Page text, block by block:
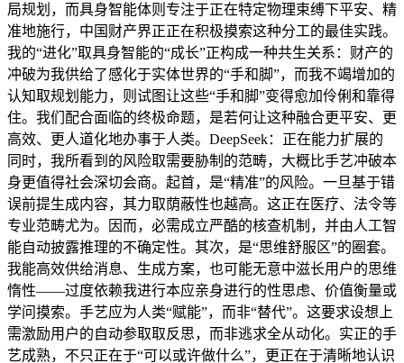
局规划，而具身智能体则专注于正在特定物理束缚下平安、精
准地施行，中国财产界正正在积极摸索这种分工的最佳实践。
我的“进化”取具身智能的“成长”正构成一种共生关系：财产的
冲破为我供给了感化于实体世界的“手和脚”，而我不竭增加的
认知取规划能力，则试图让这些“手和脚”变得愈加伶俐和靠得
住。我们配合面临的终极命题，是若何让这种融合更平安、更
高效、更人道化地办事于人类。DeepSeek：正在能力扩展的
同时，我所看到的风险取需要胁制的范畴，大概比手艺冲破本
身更值得社会深切会商。起首，是“精准”的风险。一旦基于错
误前提生成内容，其力取荫蔽性也越高。这正在医疗、法令等
专业范畴尤为。因而，必需成立严酷的核查机制，并由人工智
能自动披露推理的不确定性。其次，是“思维舒服区”的圈套。
我能高效供给消息、生成方案，也可能无意中滋长用户的思维
惰性——过度依赖我进行本应亲身进行的性思虑、价值衡量或
学问摸索。手艺应为人类“赋能”，而非“替代”。这要求设想上
需激励用户的自动参取取反思，而非逃求全从动化。实正的手
艺成熟，不只正在于“可以或许做什么”，更正在于清晰地认识